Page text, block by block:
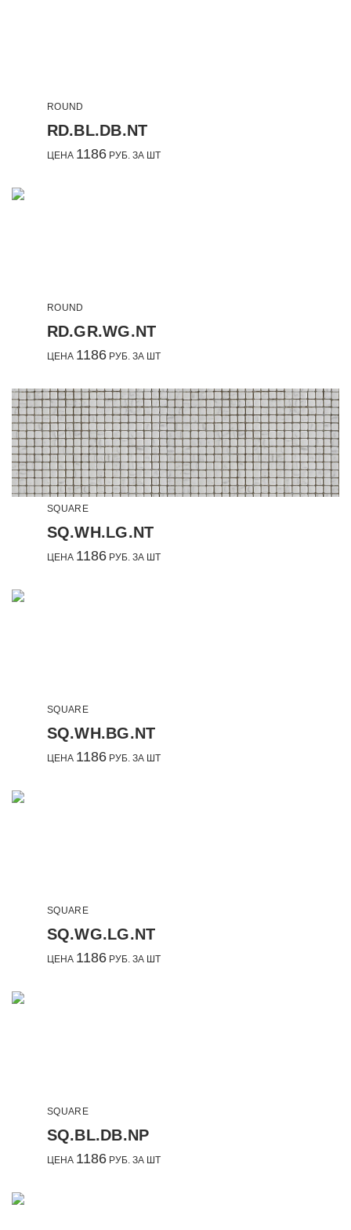
ROUND
RD.BL.DB.NT
ЦЕНА 1186РУБ. ЗА ШТ
ROUND
RD.GR.WG.NT
ЦЕНА 1186РУБ. ЗА ШТ
SQUARE
SQ.WH.LG.NT
ЦЕНА 1186РУБ. ЗА ШТ
SQUARE
SQ.WH.BG.NT
ЦЕНА 1186РУБ. ЗА ШТ
SQUARE
SQ.WG.LG.NT
ЦЕНА 1186РУБ. ЗА ШТ
SQUARE
SQ.BL.DB.NP
ЦЕНА 1186РУБ. ЗА ШТ